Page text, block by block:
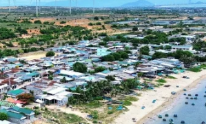
Tết Quý Mão
nghệ thuật mừng Đảng, mừng Xuân,
rồng Hà Nội mở rộng, Hội chữ
động văn hóa sẽ diễn ra tại Hà
Nguyên đán Quý Mão sắp tới.